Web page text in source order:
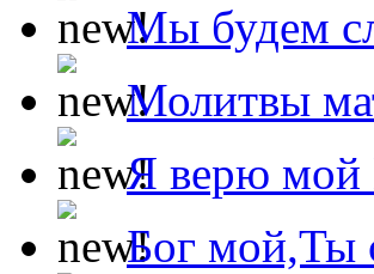
Мы будем
Молитвы
Я верю мой
Бог мой,Ты